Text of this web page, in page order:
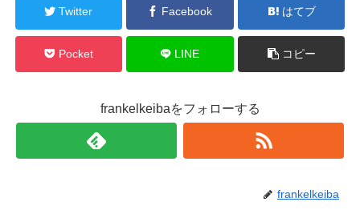
Twitter Facebook はてブ
Pocket LINE コピー
frankelkeibaをフォローする
frankelkeiba